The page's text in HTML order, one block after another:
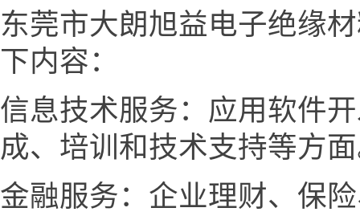
东莞市大朗旭益电子绝缘
下内容：
信息技术服务：应用软件
成、培训和技术支持等方
金融服务：企业理财、保